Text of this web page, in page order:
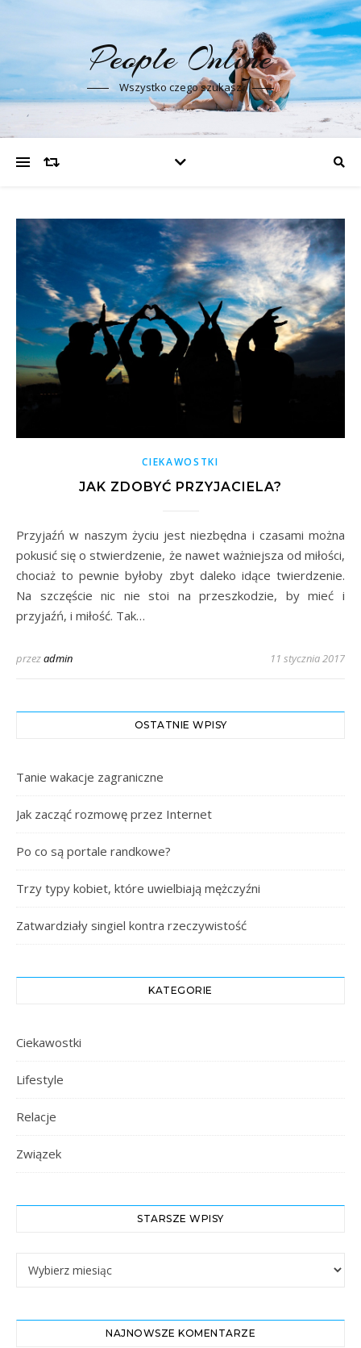
People Online
Wszystko czego szukasz
CIEKAWOSTKI
JAK ZDOBYĆ PRZYJACIELA?
Przyjaźń w naszym życiu jest niezbędna i czasami można
pokusić się o stwierdzenie, że nawet ważniejsza od miłości,
chociaż to pewnie byłoby zbyt daleko idące twierdzenie.
Na szczęście nic nie stoi na przeszkodzie, by mieć i
przyjaźń, i miłość. Tak…
przezadmin 11 stycznia 2017
OSTATNIE WPISY
Tanie wakacje zagraniczne
Jak zacząć rozmowę przez Internet
Po co są portale randkowe?
Trzy typy kobiet, które uwielbiają mężczyźni
Zatwardziały singiel kontra rzeczywistość
KATEGORIE
Ciekawostki
Lifestyle
Relacje
Związek
STARSZE WPISY
NAJNOWSZE KOMENTARZE